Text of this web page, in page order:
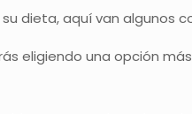
dieta, aquí van algunos
eligiendo una opción